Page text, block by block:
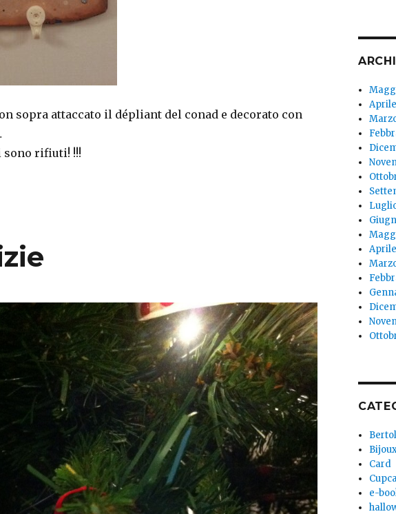
sopra attaccato il dépliant del conad e decorato con
rifiuti! !!!
Card
e-